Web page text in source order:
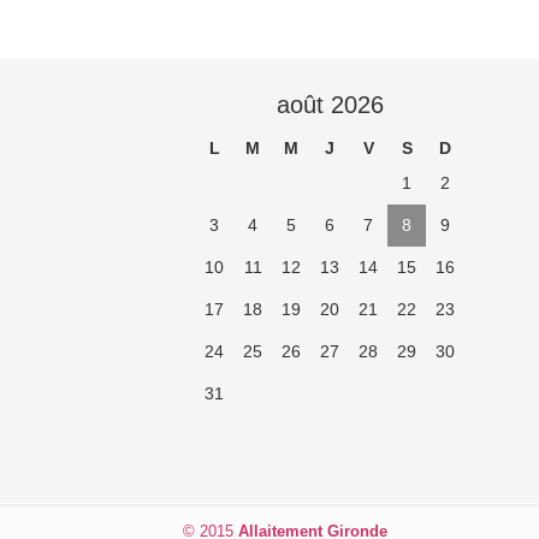
août 2026
L M M J V S
D
1
2
3 4 5 6 7 8 9
10 11 12 13 14 15 16
17 18 19 20 21 22 23
24 25 26 27 28 29 30
31
© 2015 Allaitement Gironde